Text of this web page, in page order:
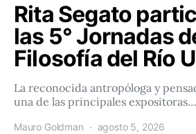
Rita Segato
las 5° Jornadas
Filosofía del Río
La reconocida antropóloga y
una de las principales expositoras…
Mauro Goldman agosto 5, 2026